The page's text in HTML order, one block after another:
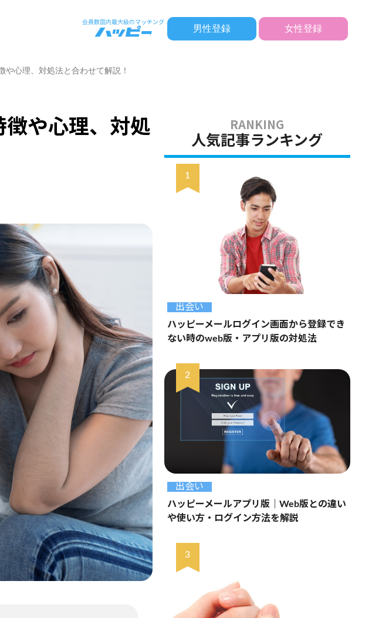
男性登録 女性登録
心理、対処法と合わせて解説！
や心理、対処
人気記事ランキング
出会い
ハッピーメールログイン画面から登録でき
ない時のweb版・アプリ版の対処法
出会い
ハッピーメールアプリ版｜Web版との違い
や使い方・ログイン方法を解説